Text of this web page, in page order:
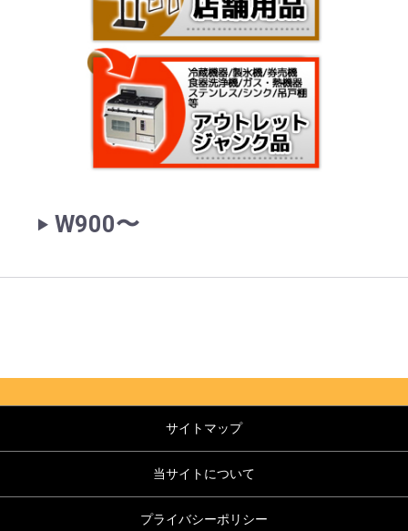
‣ W900〜
サイトマップ
当サイトについて
プライバシーポリシー